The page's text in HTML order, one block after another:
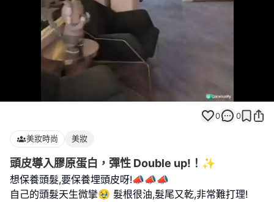
100.00%
0 0
美妝時尚 美妝
頭皮導入膠原蛋白，彈性 Double up!！✨
想保養頭髮,要保養埋頭皮呀!📣📣📣
自己的頭髮天生微攣🥹 髮根很油,髮尾又乾,非常難打理!